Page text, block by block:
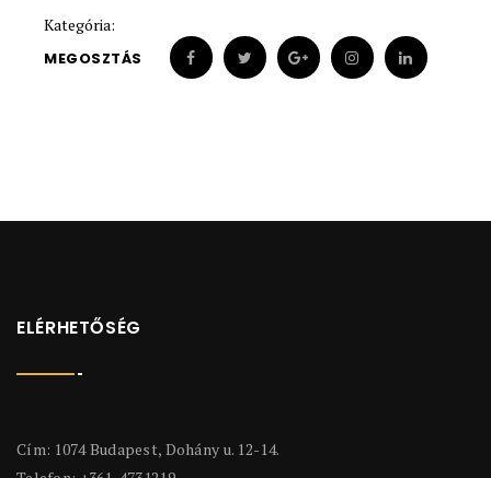
Kategória:
MEGOSZTÁS
ELÉRHETŐSÉG
Cím: 1074 Budapest, Dohány u. 12-14.